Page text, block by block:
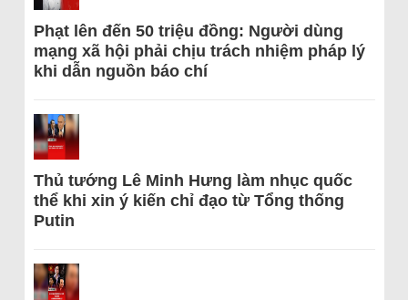
Phạt lên đến 50 triệu đồng: Người dùng
mạng xã hội phải chịu trách nhiệm pháp lý
khi dẫn nguồn báo chí
Thủ tướng Lê Minh Hưng làm nhục quốc
thể khi xin ý kiến chỉ đạo từ Tổng thống
Putin